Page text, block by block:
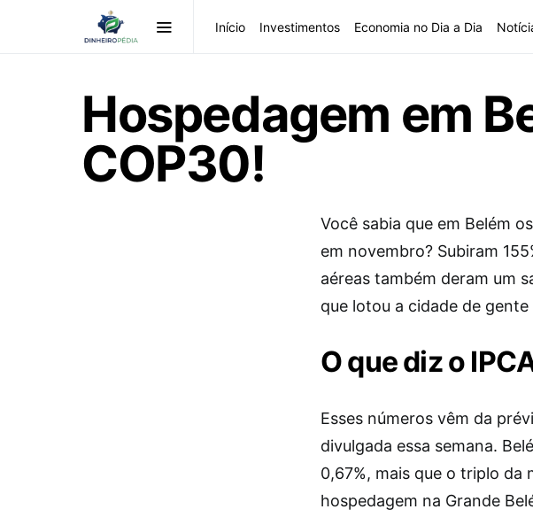
Início Investimentos Economia no Dia a Dia
Hospedagem em
COP30!
Você sabia que em Belém
em novembro? Subiram
aéreas também deram um
que lotou a cidade de
O que diz o
Esses números vêm da
divulgada essa semana.
0,67%, mais que o triplo da
hospedagem na Grande